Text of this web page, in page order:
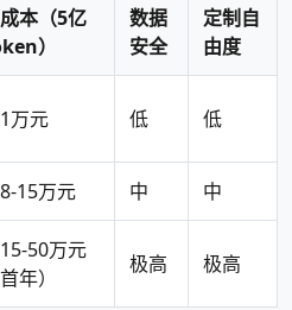
本（5亿
）
数据
安全
定制自
由度
万元 低 低
15万元 中 中
50万元
首年）
极高 极高